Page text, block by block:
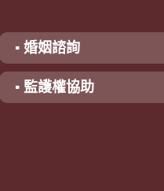
▪ 婚姻諮詢
▪ 監護權協助